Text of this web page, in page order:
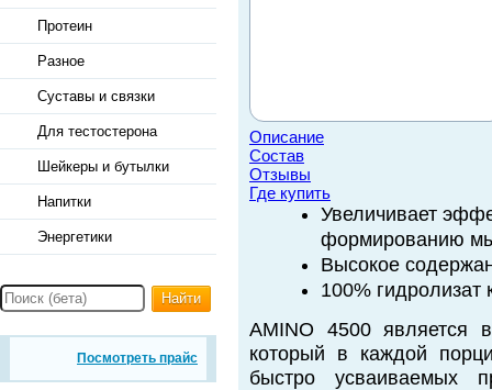
Протеин
Разное
Суставы и связки
Для тестостерона
Шейкеры и бутылки
Напитки
Энергетики
Найти
Посмотреть прайс
Описание
Состав
Отзывы
Где купить
Увеличивает
формированию
Высокое
100% гидролизат
AMINO 4500 является
который в каждой
быстро усваиваемых